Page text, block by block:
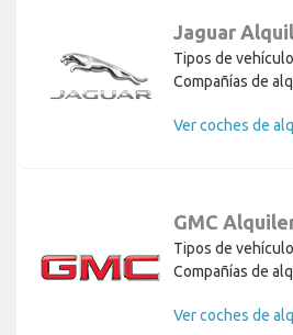
Jaguar
Tipos de
Compañías de
Ver coches de
GMC
Tipos de
Compañías de
Ver coches de